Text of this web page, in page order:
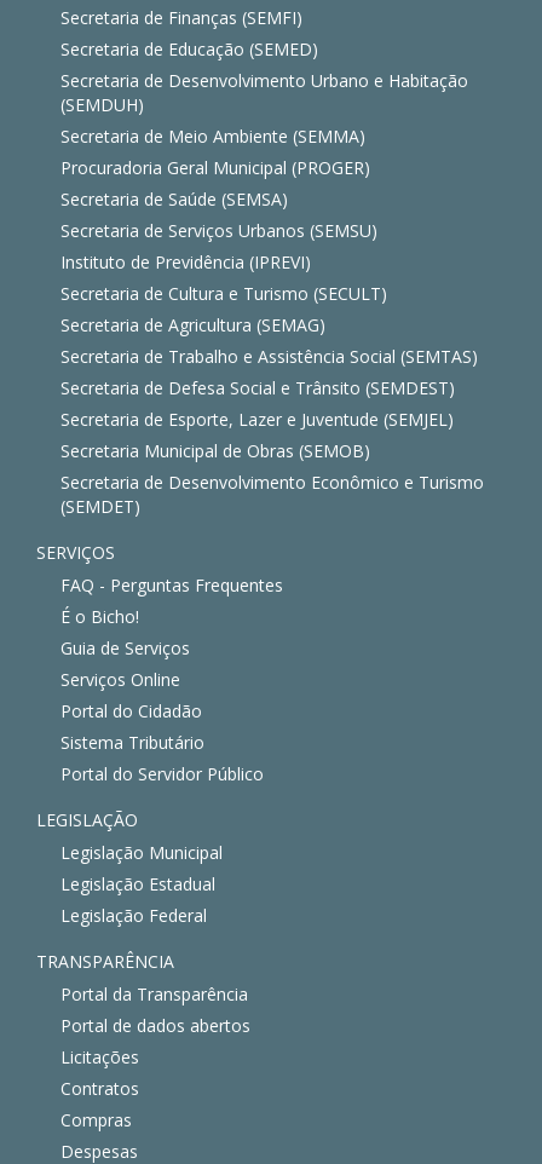
Secretaria de Finanças (SEMFI)
Secretaria de Educação (SEMED)
Secretaria de Desenvolvimento Urbano e Habitação
(SEMDUH)
Secretaria de Meio Ambiente (SEMMA)
Procuradoria Geral Municipal (PROGER)
Secretaria de Saúde (SEMSA)
Secretaria de Serviços Urbanos (SEMSU)
Instituto de Previdência (IPREVI)
Secretaria de Cultura e Turismo (SECULT)
Secretaria de Agricultura (SEMAG)
Secretaria de Trabalho e Assistência Social (SEMTAS)
Secretaria de Defesa Social e Trânsito (SEMDEST)
Secretaria de Esporte, Lazer e Juventude (SEMJEL)
Secretaria Municipal de Obras (SEMOB)
Secretaria de Desenvolvimento Econômico e Turismo
(SEMDET)
SERVIÇOS
FAQ - Perguntas Frequentes
É o Bicho!
Guia de Serviços
Serviços Online
Portal do Cidadão
Sistema Tributário
Portal do Servidor Público
LEGISLAÇÃO
Legislação Municipal
Legislação Estadual
Legislação Federal
TRANSPARÊNCIA
Portal da Transparência
Portal de dados abertos
Licitações
Contratos
Compras
Despesas